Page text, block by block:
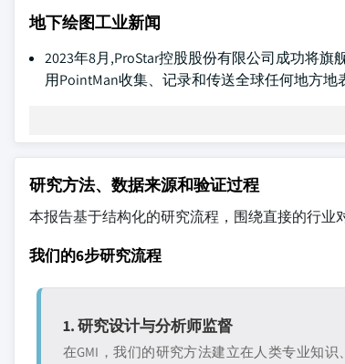
地下绘图工业新闻
2023年8月,ProStar控股股份有限公司成功将
用PointMan收集、记录和传送全球任何地方地
研究方法、数据来源和验证过程
本报告基于结构化的研究流程，围绕直接的行业
我们的6步研究流程
1. 研究设计与分析师监督
在GMI，我们的研究方法建立在人类专业知识